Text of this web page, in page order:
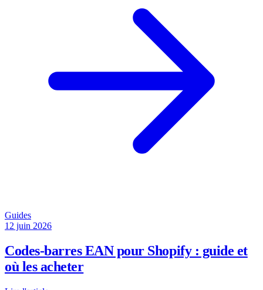
Guides
12 juin 2026
Codes-barres EAN pour Shopify : guide et
où les acheter